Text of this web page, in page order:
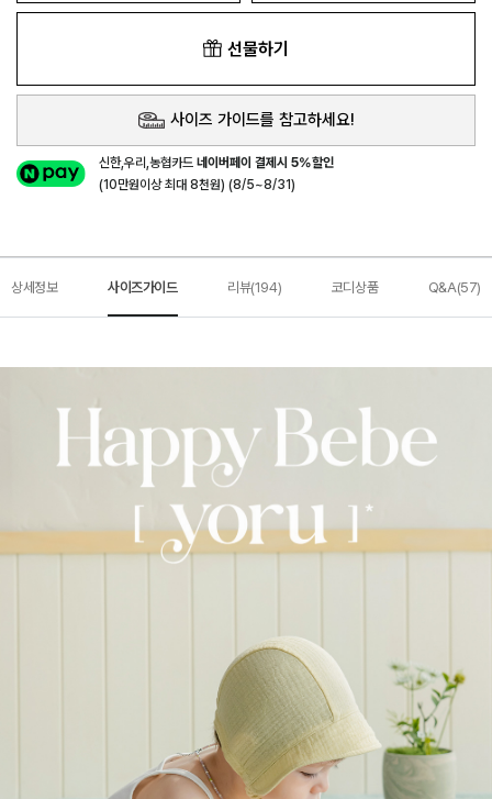
선물하기
사이즈 가이드를 참고하세요!
신한,우리,농협카드네이버페이 결제시 5%할인
(10만원이상 최대 8천원) (8/5~8/31)
상세정보 사이즈가이드 리뷰(194) 코디상품 Q&A(57)